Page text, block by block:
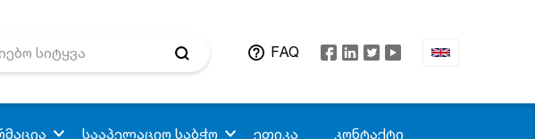
FAQ
სააპელაციო საბჭო ეთიკა კონტაქტი